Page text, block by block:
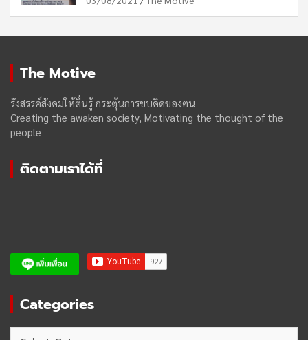
The Motive
รังสรรค์สังคมให้ตื่นรู้ กระตุ้นการขบคิดของฅน
Creating the awaken society, Motivating the thought of the
people
ติดตามเราได้ที่
Categories